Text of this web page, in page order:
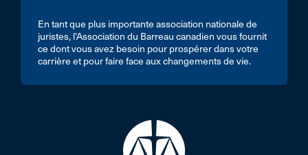
En tant que plus importante association nationale de
juristes, l’Association du Barreau canadien vous fournit
ce dont vous avez besoin pour prospérer dans votre
carrière et pour faire face aux changements de vie.